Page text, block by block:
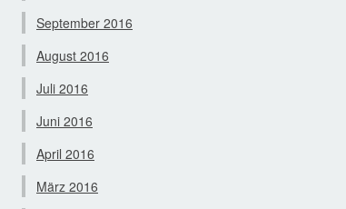
September 2016
August 2016
Juli 2016
Juni 2016
April 2016
März 2016